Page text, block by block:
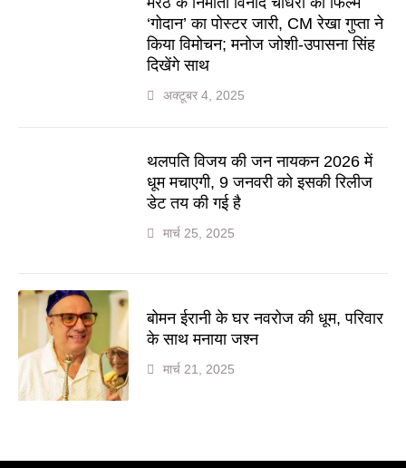
‘गोदान’ का पोस्टर जारी, CM रेखा गुप्ता ने
किया विमोचन; मनोज जोशी-उपासना सिंह
दिखेंगे साथ
अक्टूबर 4, 2025
थलपति विजय की जन नायकन 2026 में
धूम मचाएगी, 9 जनवरी को इसकी रिलीज
डेट तय की गई है
मार्च 25, 2025
बोमन ईरानी के घर नवरोज की धूम, परिवार
के साथ मनाया जश्न
मार्च 21, 2025